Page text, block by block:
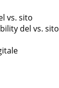
vs. sito
del vs. sito